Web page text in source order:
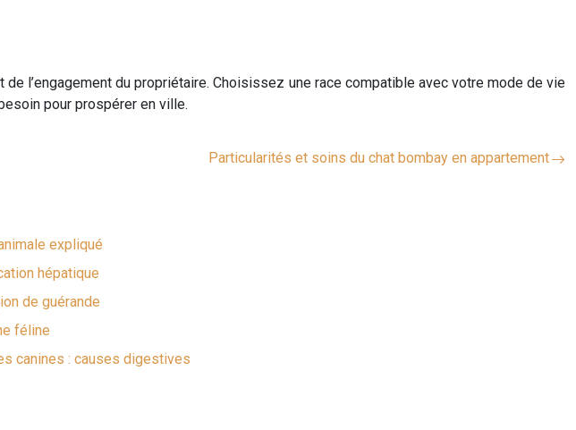
de l’engagement du propriétaire. Choisissez une race compatible avec votre mode de vie
pour prospérer en ville.
Particularités et soins du chat bombay en appartement
expliqué
hépatique
de guérande
féline
canines : causes digestives